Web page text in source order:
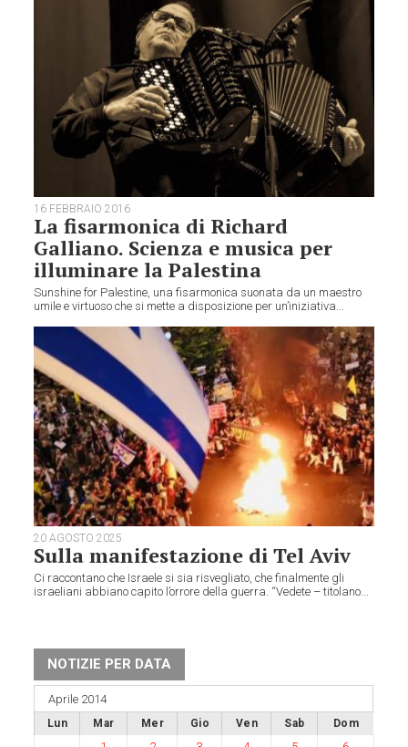
16 FEBBRAIO 2016
La fisarmonica di Richard
Galliano. Scienza e musica per
illuminare la Palestina
Sunshine for Palestine, una fisarmonica suonata da un maestro
umile e virtuoso che si mette a disposizione per un’iniziativa...
20 AGOSTO 2025
Sulla manifestazione di Tel Aviv
Ci raccontano che Israele si sia risvegliato, che finalmente gli
israeliani abbiano capito l’orrore della guerra. “Vedete – titolano...
NOTIZIE PER DATA
Aprile 2014
Lun Mar Mer Gio Ven Sab Dom